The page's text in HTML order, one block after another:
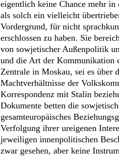
eigentlich keine Chance mehr in
als solch ein vielleicht
Vordergrund, für nicht
erschlossen zu haben. Sie
von sowjetischer Außenpolitik
und die Art der Kommunikation
Zentrale in Moskau, sei es über
Machtverhältnisse der
Korrespondenz mit Stalin
Dokumente betten die
gesamteuropäisches
Verfolgung ihrer ureigenen
jeweiligen innenpolitischen
zwar gesehen, aber keine